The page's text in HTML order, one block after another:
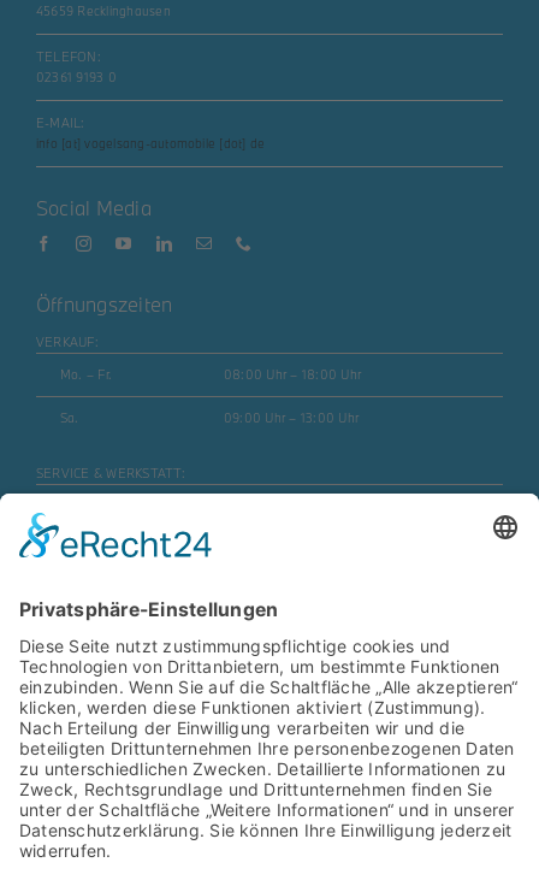
45659 Recklinghausen
TELEFON:
02361 9193 0
E-MAIL:
info [at] vogelsang-automobile [dot] de
Social Media
Öffnungszeiten
VERKAUF:
Mo. – Fr.
08:00 Uhr – 18:00 Uhr
Sa. 09:00 Uhr – 13:00 Uhr
SERVICE & WERKSTATT:
Mo. – Fr. (Motorrad)
ERSATZTEILE & ZUBEHÖR:
Mo. – Fr. 08:00 Uhr – 17:00 Uhr
Mo. – Fr. (Motorrad) 08:00 Uhr – 16:30 Uhr
SB- WASCHANLAGE:
Mo. – Sa.